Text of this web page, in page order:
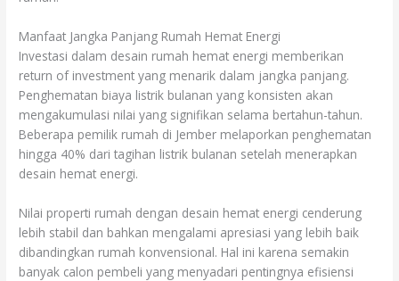
Manfaat Jangka Panjang Rumah Hemat Energi
Investasi dalam desain rumah hemat energi memberikan
return of investment yang menarik dalam jangka panjang.
Penghematan biaya listrik bulanan yang konsisten akan
mengakumulasi nilai yang signifikan selama bertahun-tahun.
Beberapa pemilik rumah di Jember melaporkan penghematan
hingga 40% dari tagihan listrik bulanan setelah menerapkan
desain hemat energi.
Nilai properti rumah dengan desain hemat energi cenderung
lebih stabil dan bahkan mengalami apresiasi yang lebih baik
dibandingkan rumah konvensional. Hal ini karena semakin
banyak calon pembeli yang menyadari pentingnya efisiensi